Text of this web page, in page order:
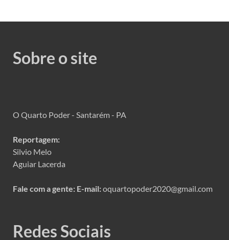
Sobre o site
O Quarto Poder - Santarém - PA
Reportagem:
Silvio Melo
Aguiar Lacerda
Fale com a gente: E-mail:oquartopoder2020@gmail.com
Redes Sociais